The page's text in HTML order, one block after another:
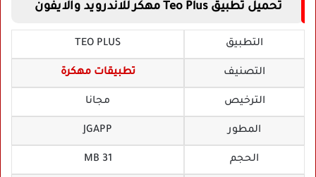
تحميل تطبيق Teo Plus مهكر للاندرويد والايفون
التطبيق TEO PLUS
التصنيف تطبيقات مهكرة
الترخيص مجانا
المطور JGAPP‏
الحجم 31 MB